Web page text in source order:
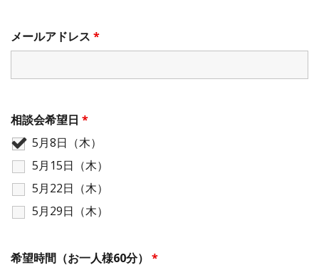
メールアドレス *
相談会希望日 *
5月8日（木）
5月15日（木）
5月22日（木）
5月29日（木）
希望時間（お一人様60分） *